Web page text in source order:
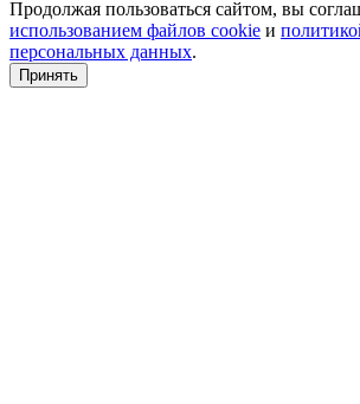
Продолжая пользоваться сайтом, вы
использованием файлов cookie и
персональных данных.
Принять